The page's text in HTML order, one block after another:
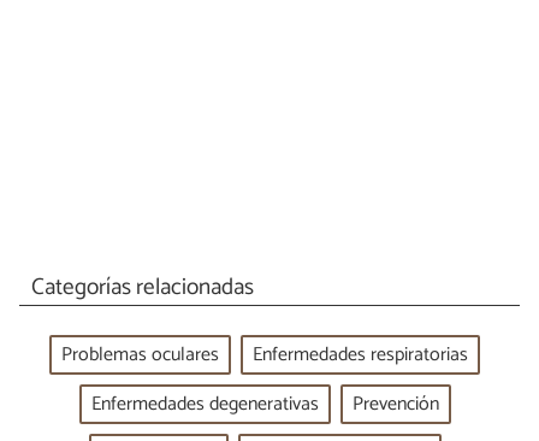
Categorías relacionadas
Problemas oculares
Enfermedades respiratorias
Enfermedades degenerativas
Prevención